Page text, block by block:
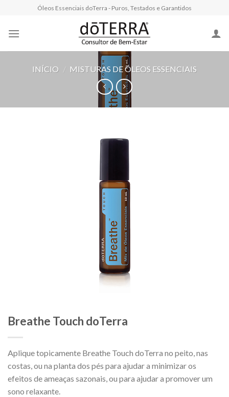
content
Óleos Essenciais doTerra - Puros, Testados e Garantidos
INÍCIO / MISTURAS DE ÓLEOS ESSENCIAIS
Breathe Touch doTerra
Aplique topicamente Breathe Touch doTerra no peito, nas
costas, ou na planta dos pés para ajudar a minimizar os
efeitos de ameaças sazonais, ou para ajudar a promover um
sono relaxante.